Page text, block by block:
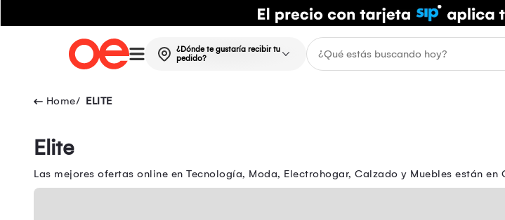
¿Dónde te gustaría recibir tu
pedido?
ELITE
Elite
Las mejores ofertas online en Tecnología, Moda, Electrohogar, Calzado y Muebles están